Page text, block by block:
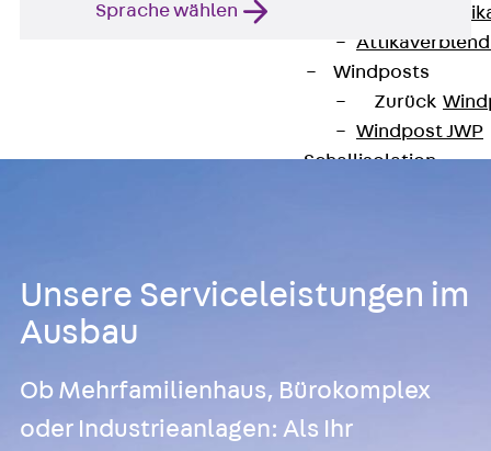
Windposts
Zurück
Windpost JWP
Schallisolation
Schalrohre
Sprache wählen
Unsere Serviceleistungen im
Ausbau
Ob Mehrfamilienhaus, Bürokomplex
oder Industrieanlagen: Als Ihr